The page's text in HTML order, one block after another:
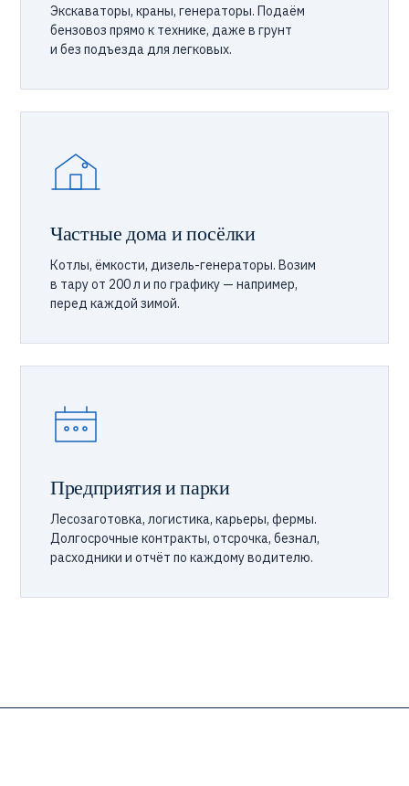
Экскаваторы, краны, генераторы. Подаём
бензовоз прямо к технике, даже в грунт
и без подъезда для легковых.
Частные дома и посёлки
Котлы, ёмкости, дизель-генераторы. Возим
в тару от 200 л и по графику — например,
перед каждой зимой.
Предприятия и парки
Лесозаготовка, логистика, карьеры, фермы.
Долгосрочные контракты, отсрочка, безнал,
расходники и отчёт по каждому водителю.